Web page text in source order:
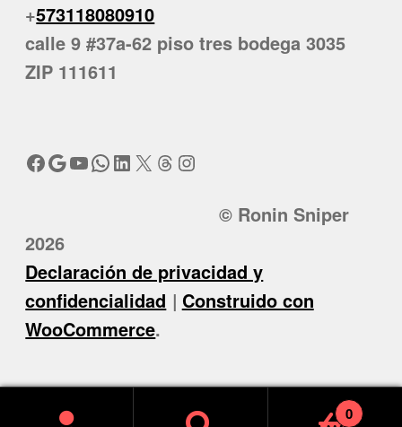
+573118080910
calle 9 #37a-62 piso tres bodega 3035
ZIP 111611
Facebook
Google
YouTube
WhatsApp
LinkedIn
X Threads
Instagram
© Ronin Sniper
2026
Declaración de privacidad y
confidencialidad
Construido con
WooCommerce.
0